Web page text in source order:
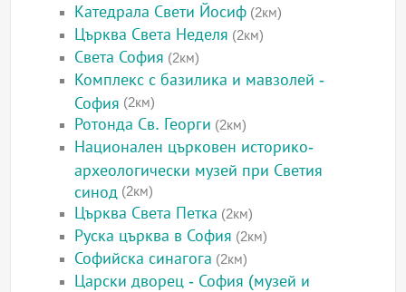
Катедрала Свети Йосиф (2км)
Църква Света Неделя (2км)
Света София (2км)
Комплекс с базилика и мавзолей -
София (2км)
Ротонда Св. Георги (2км)
Национален църковен историко-
археологически музей при Светия
синод (2км)
Църква Света Петка (2км)
Руска църква в София (2км)
Софийска синагога (2км)
Царски дворец - София (музей и